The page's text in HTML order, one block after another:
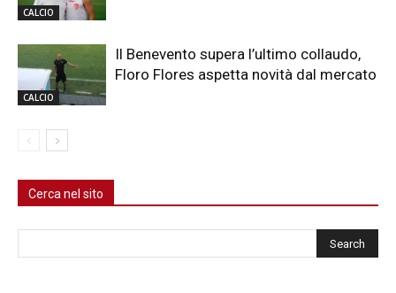
CALCIO
CALCIO
Il Benevento supera l’ultimo collaudo,
Floro Flores aspetta novità dal mercato
Cerca nel sito